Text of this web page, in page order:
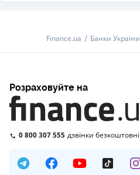
Finance.ua Банки України
Розраховуйте на
0 800 307 555 дзвінки безкоштовні